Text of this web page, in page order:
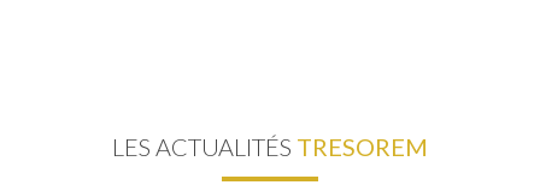
LES ACTUALITÉS TRESOREM